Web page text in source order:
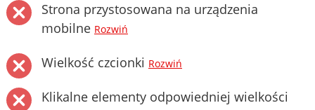
Strona przystosowana na urządzenia
mobilne Rozwiń
Wielkość czcionki Rozwiń
Klikalne elementy odpowiedniej wielkości